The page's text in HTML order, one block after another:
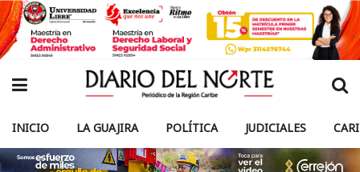
INICIO LA GUAJIRA POLÍTICA JUDICIALES